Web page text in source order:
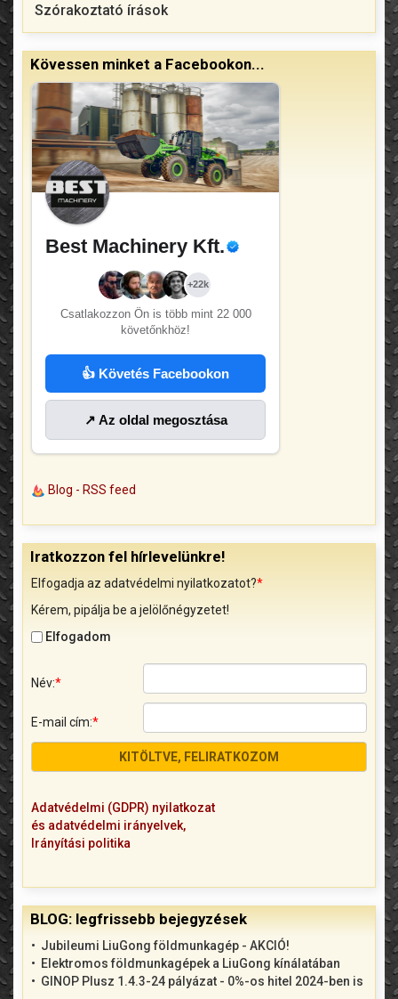
Szórakoztató írások
Kövessen minket a Facebookon...
Best Machinery Kft.
+22k
Csatlakozzon Ön is több mint 22 000
követőnkhöz!
👍 Követés Facebookon
↗ Az oldal megosztása
Blog - RSS feed
Iratkozzon fel hírlevelünkre!
Elfogadja az adatvédelmi nyilatkozatot?*
Kérem, pipálja be a jelölőnégyzetet!
Elfogadom
Név:*
E-mail cím:*
Adatvédelmi (GDPR) nyilatkozat
és adatvédelmi irányelvek,
Irányítási politika
BLOG: legfrissebb bejegyzések
Jubileumi LiuGong földmunkagép - AKCIÓ!
Elektromos földmunkagépek a LiuGong kínálatában
GINOP Plusz 1.4.3-24 pályázat - 0%-os hitel 2024-ben is